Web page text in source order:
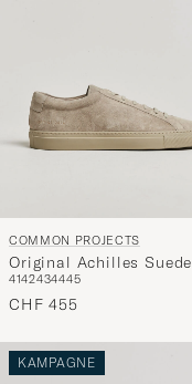
COMMON PROJECTS
Original Achilles Suede
Sneaker Warm Grey
4142434445
CHF 455
KAMPAGNE